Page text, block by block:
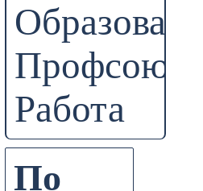
Образование
Профсоюз
Работа
По